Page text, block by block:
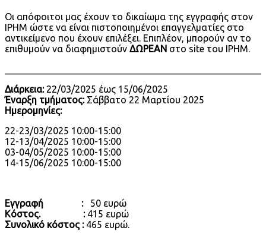
Οι απόφοιτοι μας έχουν το δικαίωμα της εγγραφής στον
IPHM ώστε να είναι πιστοποιημένοι επαγγελματίες στο
αντικείμενο που έχουν επιλέξει. Επιπλέον, μπορούν αν το
επιθυμούν να διαφημιστούν ΔΩΡΕΑΝ στο site του IPHM.
Διάρκεια:22/03/2025 έως 15/06/2025
Έναρξη τμήματος:Σάββατο 22 Μαρτίου 2025
Ημερομηνίες:
22-23/03/2025 10:00-15:00
12-13/04/2025 10:00-15:00
03-04/05/2025 10:00-15:00
14-15/06/2025 10:00-15:00
Εγγραφή :50 ευρώ
Κόστος. :415 ευρώ
Συνολικό κόστος :465 ευρώ.